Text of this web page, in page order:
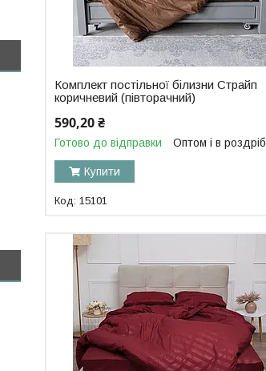
Комплект постільної білизни Страйп
коричневий (півторачний)
590,20 ₴
Готово до відправки Оптом і в роздріб
Купити
15101